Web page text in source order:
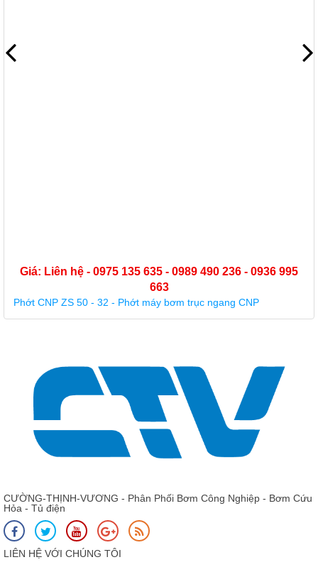
CƯỜNG-THỊNH-VƯƠNG - Phân Phối Bơm Công Nghiệp - Bơm Cứu
Hỏa - Tủ điện
LIÊN HỆ VỚI CHÚNG TÔI